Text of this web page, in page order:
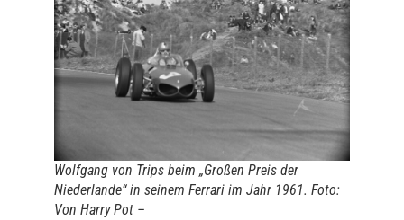
Wolfgang von Trips beim „Großen Preis der
Niederlande“ in seinem Ferrari im Jahr 1961. Foto:
Von Harry Pot –